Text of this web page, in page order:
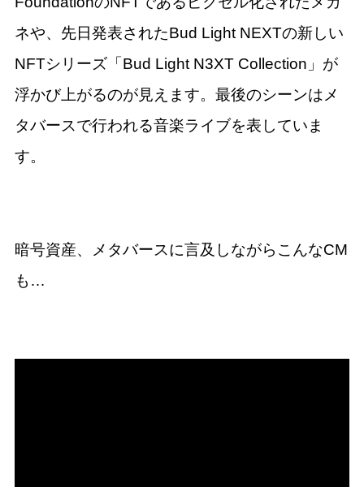
ネや、先日発表されたBud Light NEXTの新しい
NFTシリーズ「Bud Light N3XT Collection」が
浮かび上がるのが見えます。最後のシーンはメ
タバースで行われる音楽ライブを表していま
す。
暗号資産、メタバースに言及しながらこんなCM
も…